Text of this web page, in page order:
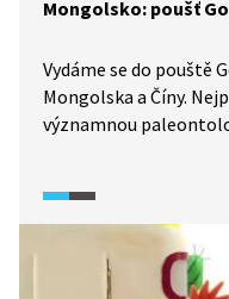
Mongolsko: poušť
Vydáme se do pouště
Mongolska a Číny.
významnou
a žulové skalnaté